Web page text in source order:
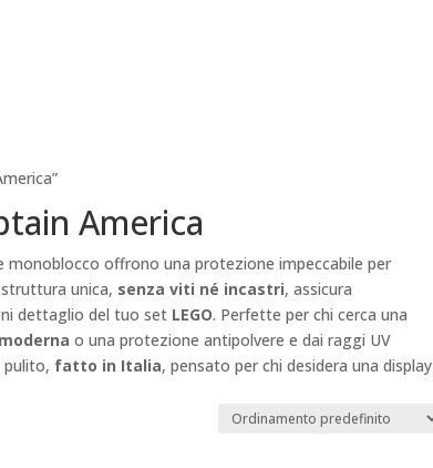
America
monoblocco offrono una protezione impeccabile per
unica, senza viti né incastri, assicura
dettaglio del tuo set LEGO. Perfette per chi cerca una
moderna o una protezione antipolvere e dai raggi UV
pulito, fatto in Italia, pensato per chi desidera una display